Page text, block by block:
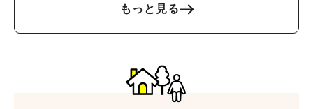
もっと見る